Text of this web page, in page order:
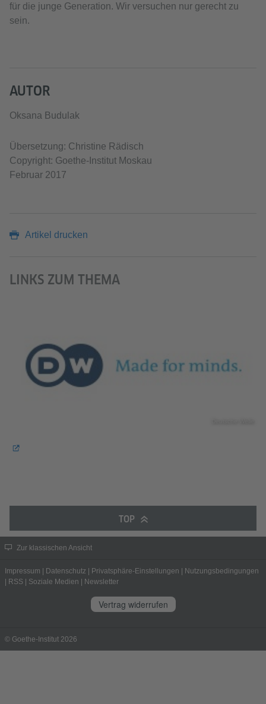
für die junge Generation. Wir versuchen nur gerecht zu
sein.
AUTOR
Oksana Budulak
Übersetzung: Christine Rädisch
Copyright: Goethe-Institut Moskau
Februar 2017
Artikel drucken
LINKS ZUM THEMA
TOP
Zur klassischen Ansicht
Impressum Datenschutz Privatsphäre-Einstellungen
Nutzungsbedingungen
RSS Soziale Medien Newsletter
Vertrag widerrufen
© Goethe-Institut 2026